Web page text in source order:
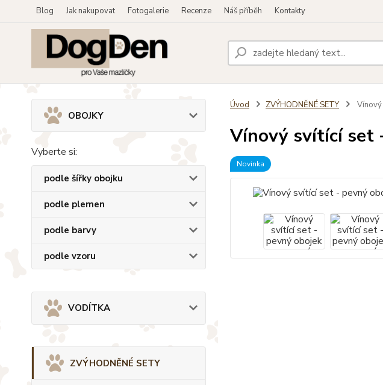
Blog Jak nakupovat Fotogalerie Recenze Náš příběh Kontakty
OBOJKY
Vyberte si:
podle šířky obojku
podle plemen
podle barvy
podle vzoru
VODÍTKA
ZVÝHODNĚNÉ SETY
Úvod ZVÝHODNĚNÉ SETY
Vínový svítící set
Novinka